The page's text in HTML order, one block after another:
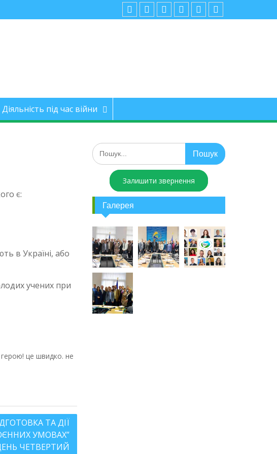
Діяльність під час війни
є:
в Україні, або
учених при
ТА ДІЇ
УМОВАХ”
ЧЕТВЕРТИЙ
Залишити звернення
Галерея